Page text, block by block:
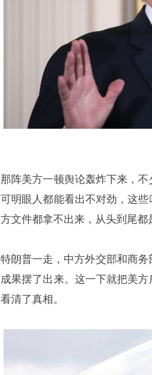
那阵美方一顿舆论轰炸下来，
可明眼人都能看出不对劲，这
方文件都拿不出来，从头到尾都
特朗普一走，中方外交部和商
成果摆了出来。这一下就把美
看清了真相。